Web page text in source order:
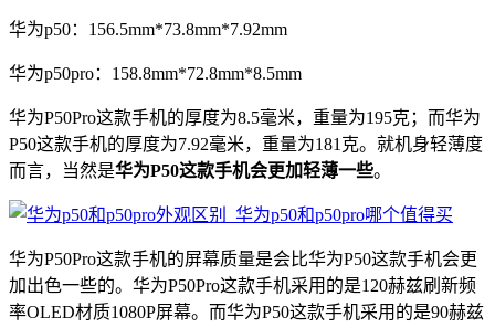
华为p50：156.5mm*73.8mm*7.92mm
华为p50pro：158.8mm*72.8mm*8.5mm
华为P50Pro这款手机的厚度为8.5毫米，重量为195克；而华为
P50这款手机的厚度为7.92毫米，重量为181克。就机身轻薄度
而言，当然是华为P50这款手机会更加轻薄一些。
华为P50Pro这款手机的屏幕质量是会比华为P50这款手机会更
加出色一些的。华为P50Pro这款手机采用的是120赫兹刷新频
率OLED材质1080P屏幕。而华为P50这款手机采用的是90赫兹